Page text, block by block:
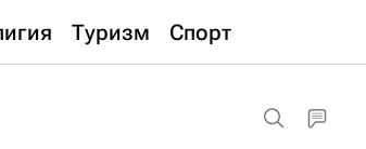
Туризм Спорт